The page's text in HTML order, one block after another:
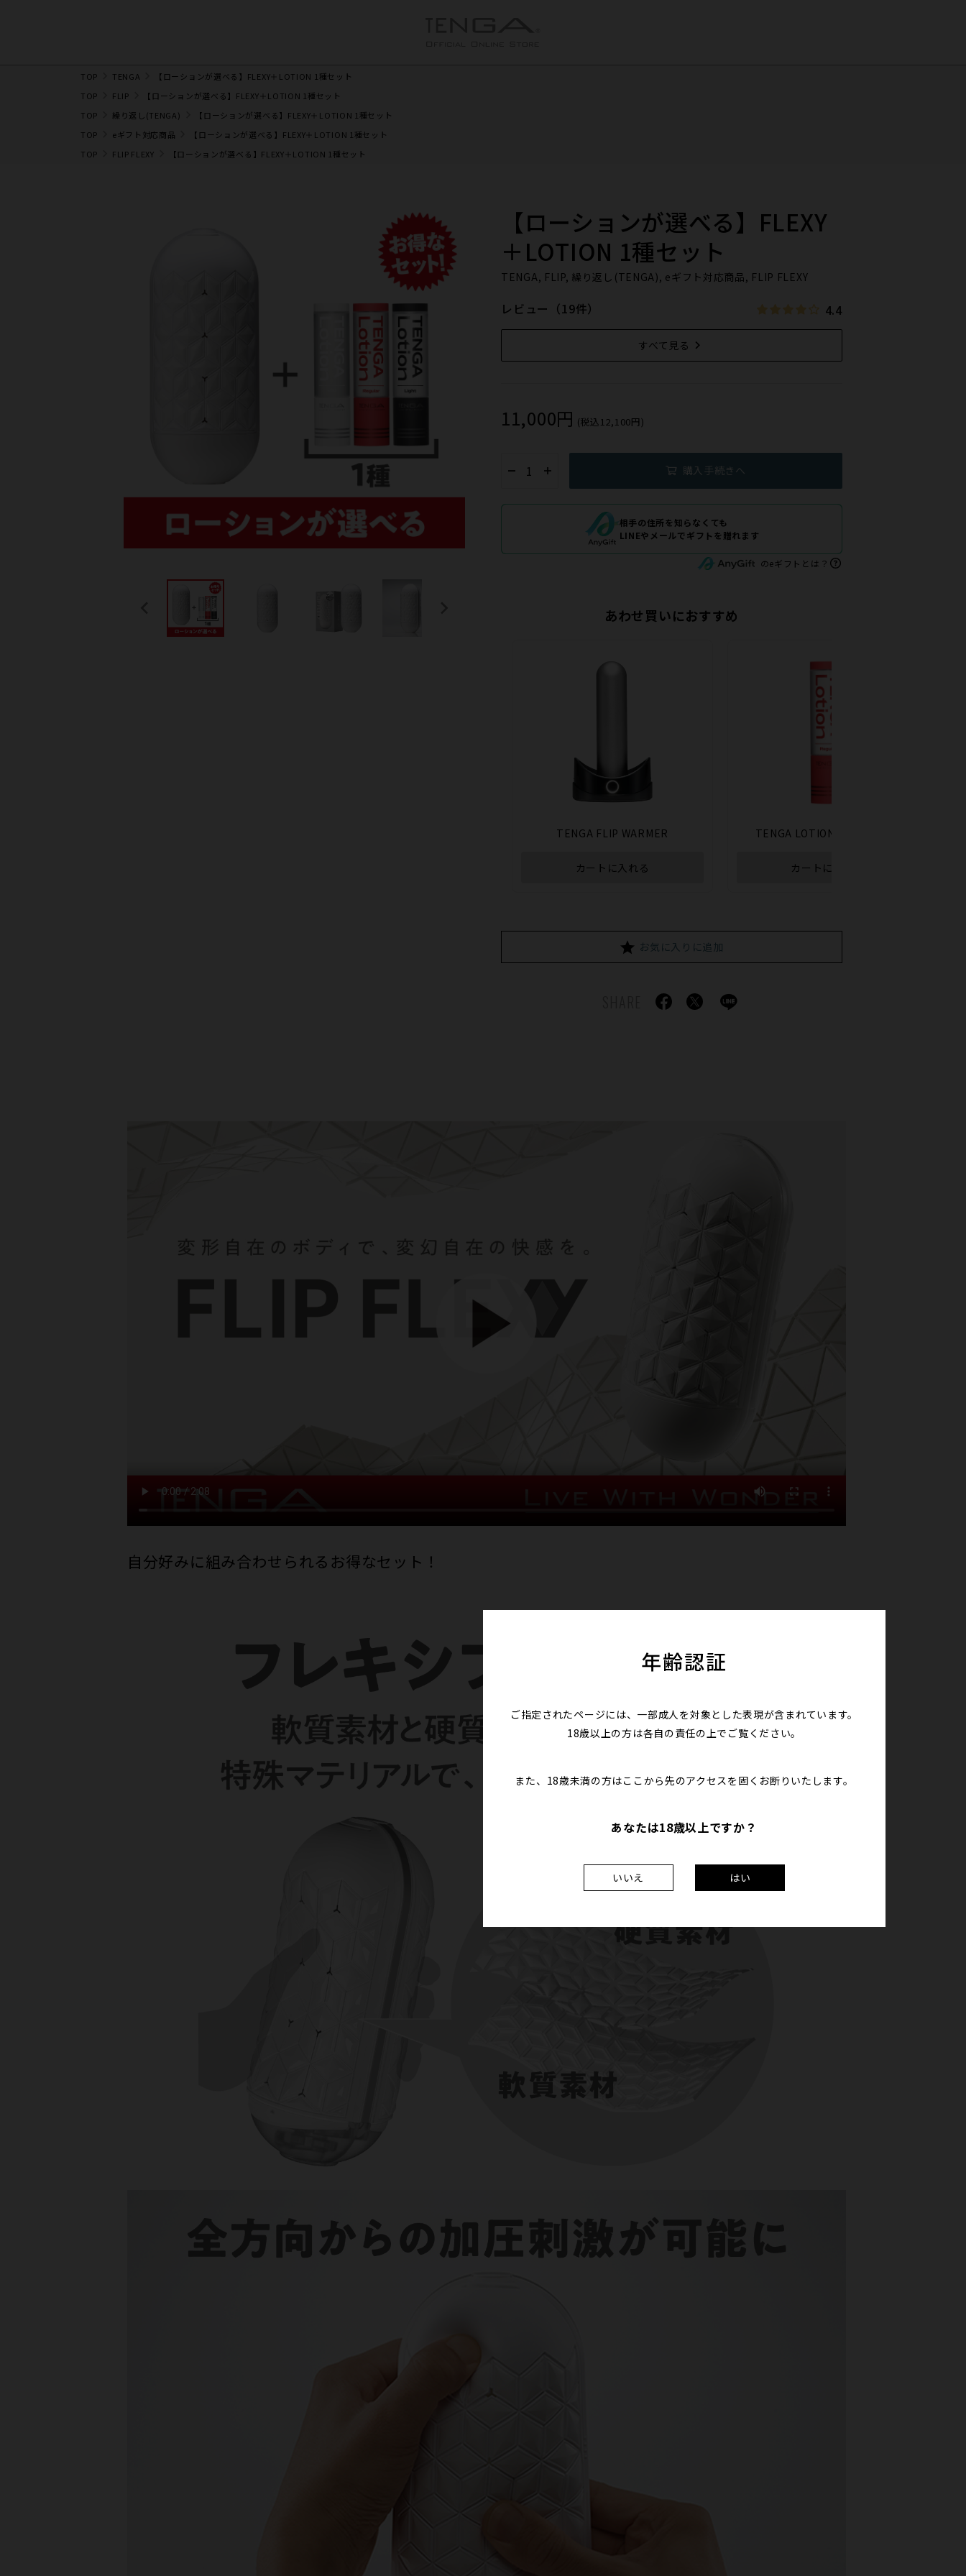
TOP TENGA
【ローションが選べる】FLEXY＋LOTION 1種セット
TOP
FLIP
【ローションが選べる】FLEXY＋LOTION 1種セット
TOP
繰り返し(TENGA)
【ローションが選べる】FLEXY＋LOTION 1種セット
TOP
eギフト対応商品
【ローションが選べる】FLEXY＋LOTION 1種セット
TOP
FLIP FLEXY 【ローションが選べる】FLEXY＋LOTION 1種セット
【ローションが選べる】FLEXY
＋LOTION 1種セット
TENGA, FLIP, 繰り返し(TENGA), eギフト対応商品, FLIP FLEXY
レビュー（19件） 4.4
すべて見る
11,000円 (税込12,100円)
購入手続きへ
相手の住所を知らなくても
LINEやメールでギフトを贈れます
のeギフトとは？
あわせ買いにおすすめ
TENGA FLIP WARMER
カートに入れる
TENGA LOTION ［Regular］
カートに入れる
お気に入りに追加
自分​好みに​組み合わせられる​お得な​セット！​
年齢認証
ご指定されたページには、 一部成人を対象とした表現が含まれています。
18歳以上の方は各自の責任の上で ご覧ください。
また、18歳未満の方はここから先のアクセスを固くお断りいたします。
あなたは18歳以上ですか？
いいえ はい